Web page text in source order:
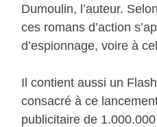
Dumoulin, l’auteur.
ces romans d’action
d’espionnage, voire à
Il contient aussi un
consacré à ce
publicitaire de